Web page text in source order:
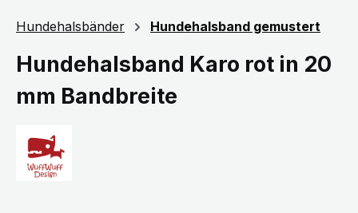
Hundehalsbänder Hundehalsband gemustert
Hundehalsband Karo rot in 20
mm Bandbreite